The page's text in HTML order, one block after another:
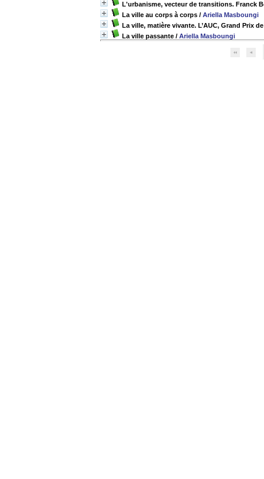
L'urbanisme, vecteur de transitions. Franck
La ville au corps à corps / Ariella Masboungi
La ville, matière vivante. L’AUC, Grand Prix
La ville passante / Ariella Masboungi